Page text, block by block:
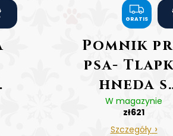
G
R
T
I
S
GRATIS
Pomnik
psa-
hneda s
fotkou
W magazynie
zł621
Szczegóły